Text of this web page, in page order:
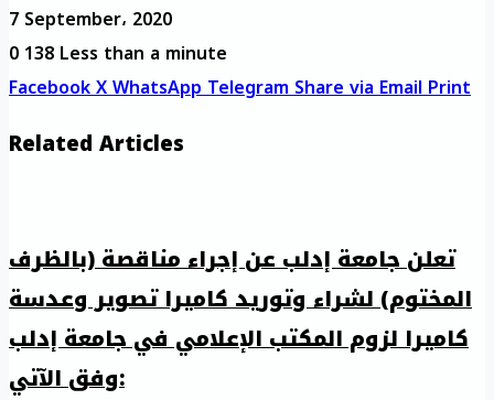
7 September، 2020
0138Less than a minute
FacebookXWhatsAppTelegramShare via EmailPrint
Related Articles
تعلن جامعة إدلب عن إجراء مناقصة (بالظرف
المختوم) لشراء وتوريد كاميرا تصوير وعدسة
كاميرا لزوم المكتب الإعلامي في جامعة إدلب
وفق الآتي: